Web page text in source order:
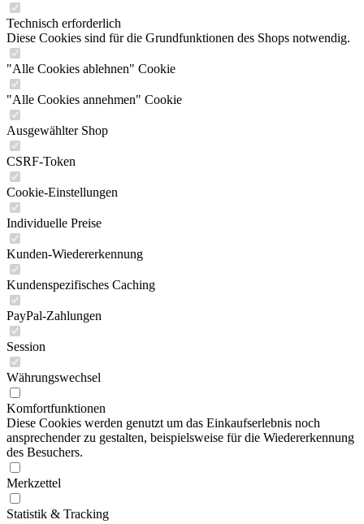
Technisch erforderlich
Diese Cookies sind für die Grundfunktionen des Shops notwendig.
"Alle Cookies ablehnen" Cookie
"Alle Cookies annehmen" Cookie
Ausgewählter Shop
CSRF-Token
Cookie-Einstellungen
Individuelle Preise
Kunden-Wiedererkennung
Kundenspezifisches Caching
PayPal-Zahlungen
Session
Währungswechsel
Komfortfunktionen
Diese Cookies werden genutzt um das Einkaufserlebnis noch
ansprechender zu gestalten, beispielsweise für die Wiedererkennung
des Besuchers.
Merkzettel
Statistik & Tracking